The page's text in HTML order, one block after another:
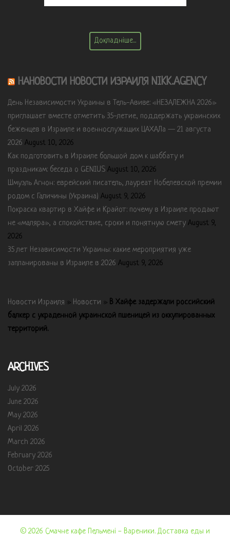
Докладніше...
НАНОВОСТИ НОВОСТИ ИЗРАИЛЯ NIKK.AGENCY
День Независимости Украины в Тель-Авиве: «НЕЗАЛЕЖНА 2026»
приглашает вместе отметить 35-летие, поддержать украинских
беженцев в Израиле и военнослужащих ЦАХАЛа — 21 августа
2026 August 10, 2026
Как подготовить в Израиле большой дом к шаббату и
праздникам: беседа о GENIUS August 10, 2026
Шмуэль Агнон: еврейский писатель, лауреат Нобелевской премии
родом с Галичины (Украина) August 9, 2026
Покраска квартир в Хайфе и Крайот: почему в Израиле продают
не «маляра», а спокойствие, сроки и понятную смету August 9,
2026
35 лет Независимости Украины: какие мероприятия уже
запланированы в Израиле в 2026 August 9, 2026
Новости Израиля » Новости » В Хайфе задержали российский
балкер с украденной украинской пшеницей из оккупированных
территорий.
ARCHIVES
July 2026
June 2026
May 2026
April 2026
March 2026
February 2026
October 2025
© 2026 Смачне кафе Пельмені - Вареники. Доставка еды и